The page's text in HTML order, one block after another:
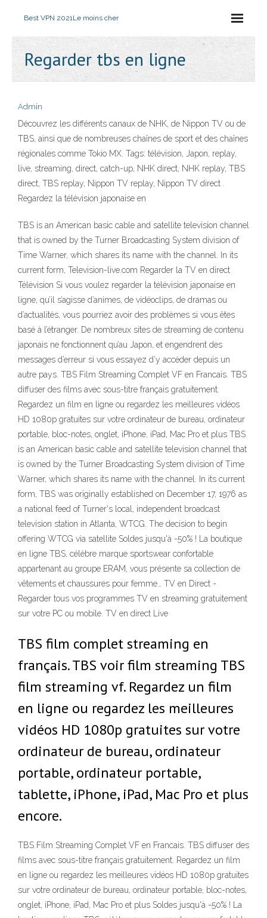
Best VPN 2021Le moins cher
Regarder tbs en ligne
Admin
Découvrez les différents canaux de NHK, de Nippon TV ou de
TBS, ainsi que de nombreuses chaînes de sport et des chaînes
régionales comme Tokio MX. Tags: télévision, Japon, replay,
live, streaming, direct, catch-up, NHK direct, NHK replay, TBS
direct, TBS replay, Nippon TV replay, Nippon TV direct .
Regardez la télévision japonaise en
TBS is an American basic cable and satellite television channel
that is owned by the Turner Broadcasting System division of
Time Warner, which shares its name with the channel. In its
current form, Television-live.com Regarder la TV en direct
Télévision Si vous voulez regarder la télévision japonaise en
ligne, qu’il s’agisse d’animes, de vidéoclips, de dramas ou
d’actualités, vous pourriez avoir des problèmes si vous êtes
basé à l’étranger. De nombreux sites de streaming de contenu
japonais ne fonctionnent qu’au Japon, et engendrent des
messages d’erreur si vous essayez d’y accéder depuis un
autre pays. TBS Film Streaming Complet VF en Francais. TBS
diffuser des films avec sous-titre français gratuitement.
Regardez un film en ligne ou regardez les meilleures vidéos
HD 1080p gratuites sur votre ordinateur de bureau, ordinateur
portable, bloc-notes, onglet, iPhone, iPad, Mac Pro et plus TBS
is an American basic cable and satellite television channel that
is owned by the Turner Broadcasting System division of Time
Warner, which shares its name with the channel. In its current
form, TBS was originally established on December 17, 1976 as
a national feed of Turner's local, independent broadcast
television station in Atlanta, WTCG. The decision to begin
offering WTCG via satellite Soldes jusqu'à -50% ! La boutique
en ligne TBS, célèbre marque sportswear confortable
appartenant au groupe ERAM, vous présente sa collection de
vêtements et chaussures pour femme… TV en Direct -
Regarder tous vos programmes TV en streaming gratuitement
sur votre PC ou mobile. TV en direct Live
TBS film complet streaming en
français. TBS voir film streaming TBS
film streaming vf. Regardez un film
en ligne ou regardez les meilleures
vidéos HD 1080p gratuites sur votre
ordinateur de bureau, ordinateur
portable, ordinateur portable,
tablette, iPhone, iPad, Mac Pro et plus
encore.
TBS Film Streaming Complet VF en Francais. TBS diffuser des
films avec sous-titre français gratuitement. Regardez un film
en ligne ou regardez les meilleures vidéos HD 1080p gratuites
sur votre ordinateur de bureau, ordinateur portable, bloc-notes,
onglet, iPhone, iPad, Mac Pro et plus Soldes jusqu'à -50% ! La